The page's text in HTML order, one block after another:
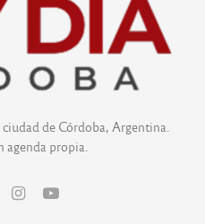
de Córdoba, Argentina.
agenda propia.